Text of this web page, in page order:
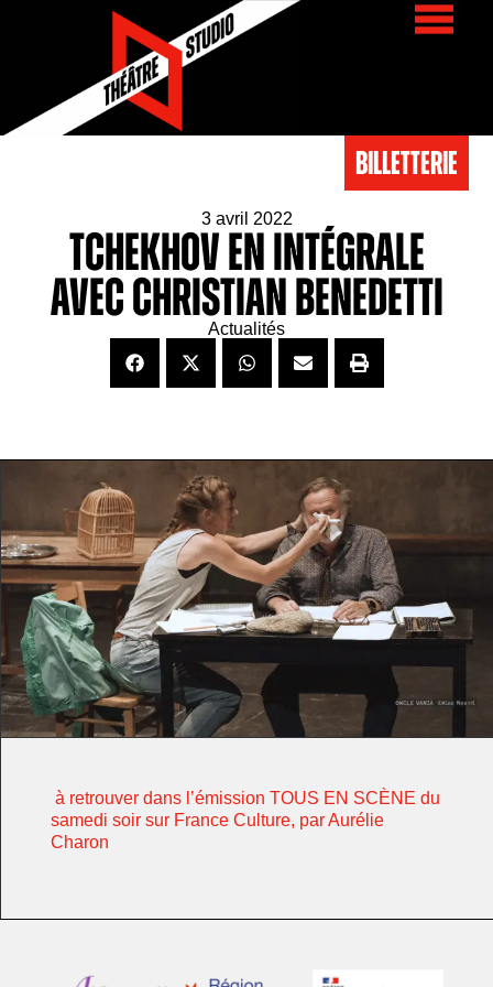
BIlletterie
3 avril 2022
Tchekhov en intégrale
avec Christian Benedetti
Actualités
à retrouver dans l’émission TOUS EN SCÈNE du
samedi soir sur France Culture, par Aurélie
Charon